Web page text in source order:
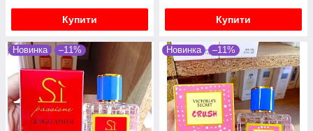
Купити Купити
Новинка –11% Новинка –11%